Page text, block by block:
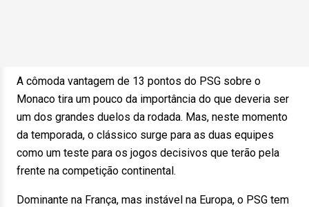
A cômoda vantagem de 13 pontos do PSG sobre o
Monaco tira um pouco da importância do que deveria ser
um dos grandes duelos da rodada. Mas, neste momento
da temporada, o clássico surge para as duas equipes
como um teste para os jogos decisivos que terão pela
frente na competição continental.
Dominante na França, mas instável na Europa, o PSG tem